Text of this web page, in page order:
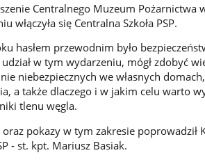
Centralnego Muzeum Pożarnictwa
włączyła się Centralna Szkoła PSP.
hasłem przewodnim było
udział w tym wydarzeniu, mógł zdobyć
niebezpiecznych we własnych
a także dlaczego i w jakim celu warto
tlenu węgla.
oraz pokazy w tym zakresie poprowadził
- st. kpt. Mariusz Basiak.